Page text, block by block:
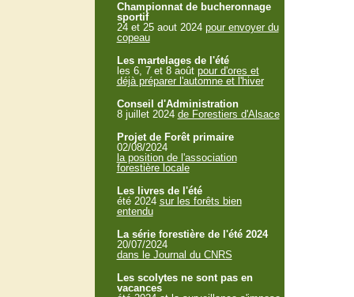
Championnat de bucheronnage
sportif
24 et 25 aout 2024 pour envoyer du
copeau
Les martelages de l'été
les 6, 7 et 8 août pour d'ores et
déjà préparer l'automne et l'hiver
Conseil d'Administration
8 juillet 2024 de Forestiers d'Alsace
Projet de Forêt primaire
02/08/2024
la position de l'association
forestière locale
Les livres de l'été
été 2024 sur les forêts bien
entendu
La série forestière de l'été 2024
20/07/2024
dans le Journal du CNRS
Les scolytes ne sont pas en
vacances